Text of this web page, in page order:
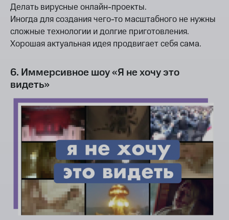
Делать вирусные онлайн-проекты.
Иногда для создания чего-то масштабного не нужны
сложные технологии и долгие приготовления.
Хорошая актуальная идея продвигает себя сама.
6. Иммерсивное шоу «Я не хочу это
видеть»